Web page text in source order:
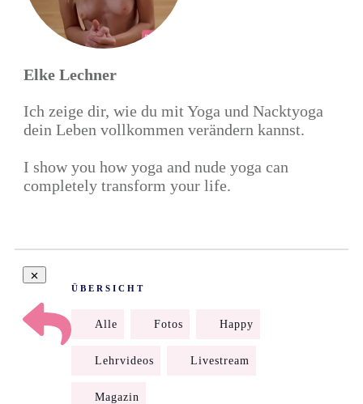
Elke Lechner
Ich zeige dir, wie du mit Yoga und Nacktyoga
dein Leben vollkommen verändern kannst.
I show you how yoga and nude yoga can
completely transform your life.
ÜBERSICHT
Alle Fotos Happy
Lehrvideos Livestream
Magazin